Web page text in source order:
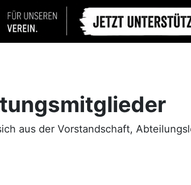
aus der Vorstandschaft,